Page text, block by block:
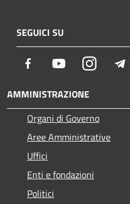
SEGUICI SU
Facebook YoutubeInstagram
AMMINISTRAZIONE
Organi di Governo
Aree Amministrative
Uffici
Enti e fondazioni
Politici